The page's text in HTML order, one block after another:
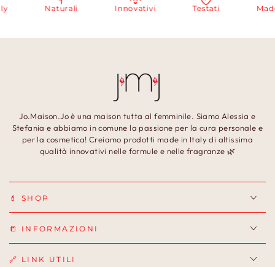
Naturali Innovativi Testati Made in
Jo.Maison.Jo è una maison tutta al femminile. Siamo Alessia e
Stefania e abbiamo in comune la passione per la cura personale e
per la cosmetica! Creiamo prodotti made in Italy di altissima
qualità innovativi nelle formule e nelle fragranze 🌿
💄 SHOP
📒 INFORMAZIONI
🔗 LINK UTILI